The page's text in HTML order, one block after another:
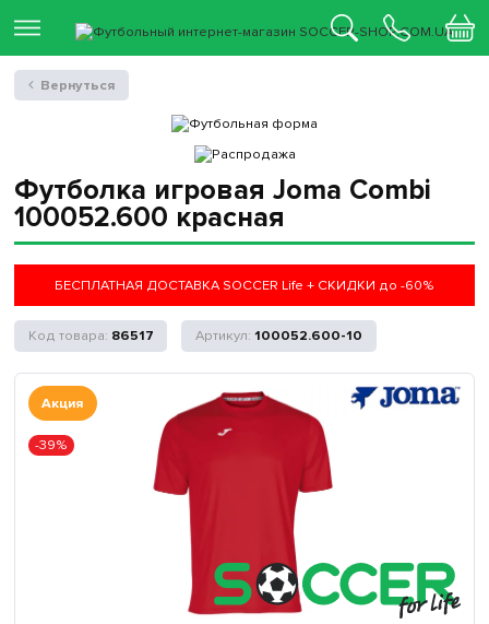
Футболка игровая Joma Combi
100052.600 красная
БЕСПЛАТНАЯ ДОСТАВКА SOCCER Life + СКИДКИ до -60%
86517 100052.600-10
Акция
-39%
Вернуться